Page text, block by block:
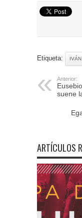
Etiqueta:
Anterior:
suene
ARTÍCULOS